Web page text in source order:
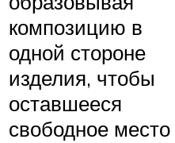
композицию в
одной стороне
изделия, чтобы
оставшееся
свободное место